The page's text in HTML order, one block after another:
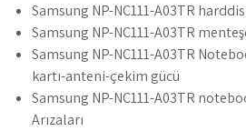
Samsung NP-NC111-A03TR
Samsung NP-NC111-A03TR
Samsung NP-NC111-A03TR
kartı-anteni-çekim gücü
Samsung NP-NC111-A03TR
Arızaları